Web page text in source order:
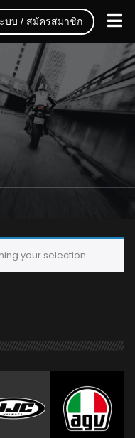
บบ / สมัครสมาชิก
your selection.